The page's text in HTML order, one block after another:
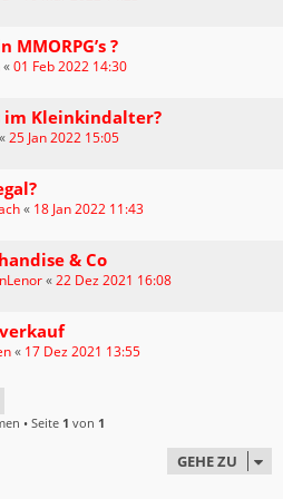
?
«01 Feb 2022 14:30
im Kleinkindalter?
«25 Jan 2022 15:05
« 18 Jan 2022 11:43
& Co
«22 Dez 2021 16:08
« 17 Dez 2021 13:55
• Seite 1 von 1
GEHE ZU